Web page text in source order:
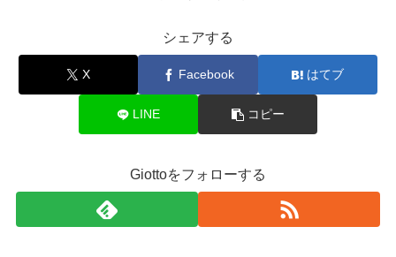
シェアする
X Facebook はてブ
LINE コピー
Giottoをフォローする